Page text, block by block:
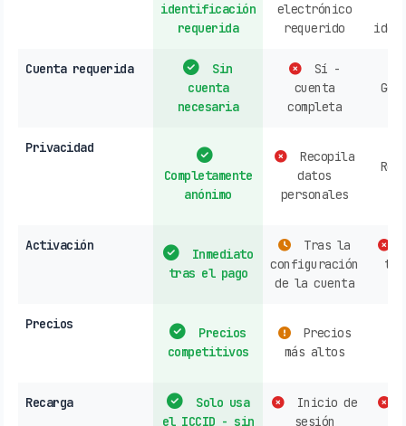
identificación
requerida
electrónico
requerido
Cuenta requerida
Sin
cuenta
necesaria
Sí -
cuenta
completa
Privacidad
Completamente
anónimo
Recopila
datos
personales
Activación
Inmediato
tras el pago
Tras la
configuración
de la cuenta
Precios
Precios
competitivos
Precios
más altos
Recarga
Solo usa
el ICCID - sin
Inicio de
sesión